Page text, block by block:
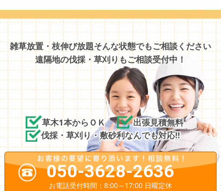
雑草放置・枝伸び放題そんな状態でもご相談ください
遠隔地の伐採・草刈りもご相談受付中！
草木1本からＯＫ
出張見積無料
伐採・草刈り・敷砂利なんでも対応!!
050-3628-2636
お電話受付時間：8:00～17:00 日曜定休